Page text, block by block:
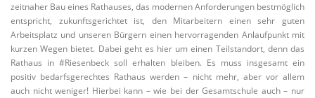
zeitnaher Bau eines Rathauses, das modernen Anforderungen bestmöglich
entspricht, zukunftsgerichtet ist, den Mitarbeitern einen sehr guten
Arbeitsplatz und unseren Bürgern einen hervorragenden Anlaufpunkt mit
kurzen Wegen bietet. Dabei geht es hier um einen Teilstandort, denn das
Rathaus in #Riesenbeck soll erhalten bleiben. Es muss insgesamt ein
positiv bedarfsgerechtes Rathaus werden – nicht mehr, aber vor allem
auch nicht weniger! Hierbei kann – wie bei der Gesamtschule auch – nur